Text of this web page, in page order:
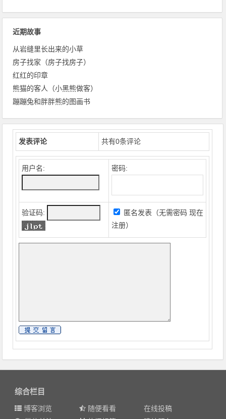
近期故事
从岩缝里长出来的小草
房子找家（房子找房子）
红红的印章
熊猫的客人（小黑熊做客）
蹦蹦兔和胖胖熊的图画书
发表评论 共有0条评论
用户名: 密码:
验证码: 匿名发表（无需密码现在
注册）
综合栏目
博客浏览 随便看看
在线投稿